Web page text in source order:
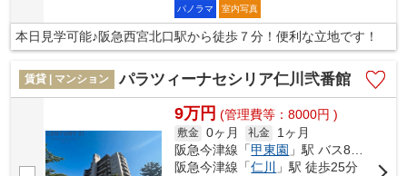
パノラマ 室内写真
本日見学可能♪阪急西宮北口駅から徒歩７分！便利な立地です！
賃貸 | マンション パラツィーナセシリア仁川弐番館
9万円 (管理費等：8000円 )
敷金 0ヶ月 礼金
1ヶ月
阪急今津線「甲東園 」駅 バス8分 「仁川口橋」 停歩4分
阪急今津線「仁川
」駅 徒歩25分